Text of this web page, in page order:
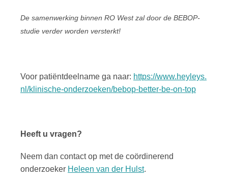
De samenwerking binnen RO West zal door de BEBOP-
studie verder worden versterkt!
Voor patiëntdeelname ga naar: https://www.heyleys.
nl/klinische-onderzoeken/bebop-better-be-on-top
Heeft u vragen?
Neem dan contact op met de coördinerend
onderzoeker Heleen van der Hulst.